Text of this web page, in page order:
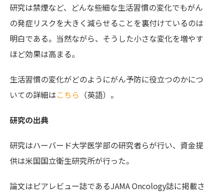
研究は禁煙など、どんな些細な生活習慣の変化でもがん
の発症リスクを大きく減らせることを裏付けているのは
明白である。当然ながら、そうした小さな変化を増やす
ほど効果は高まる。
生活習慣の変化がどのようにがん予防に役立つのかにつ
いての詳細はこちら （英語）。
研究の出典
研究はハーバード大学医学部の研究者らが行い、資金提
供は米国国立衛生研究所が行った。
論文はピアレビュー誌であるJAMA Oncology誌に掲載さ